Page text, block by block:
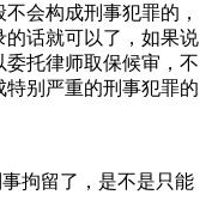
会构成刑事犯罪的，
的话就可以了，如果说
托律师取保候审，不
别严重的刑事犯罪的
拘留了，是不是只能